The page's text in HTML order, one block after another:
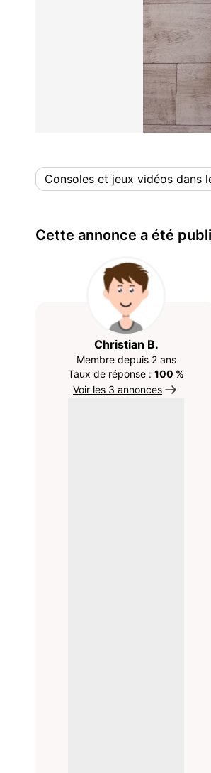
Consoles et jeux vidéos dans
Cette annonce a été
Christian B.
Membre depuis 2 ans
Taux de réponse : 100 %
Voir les 3 annonces